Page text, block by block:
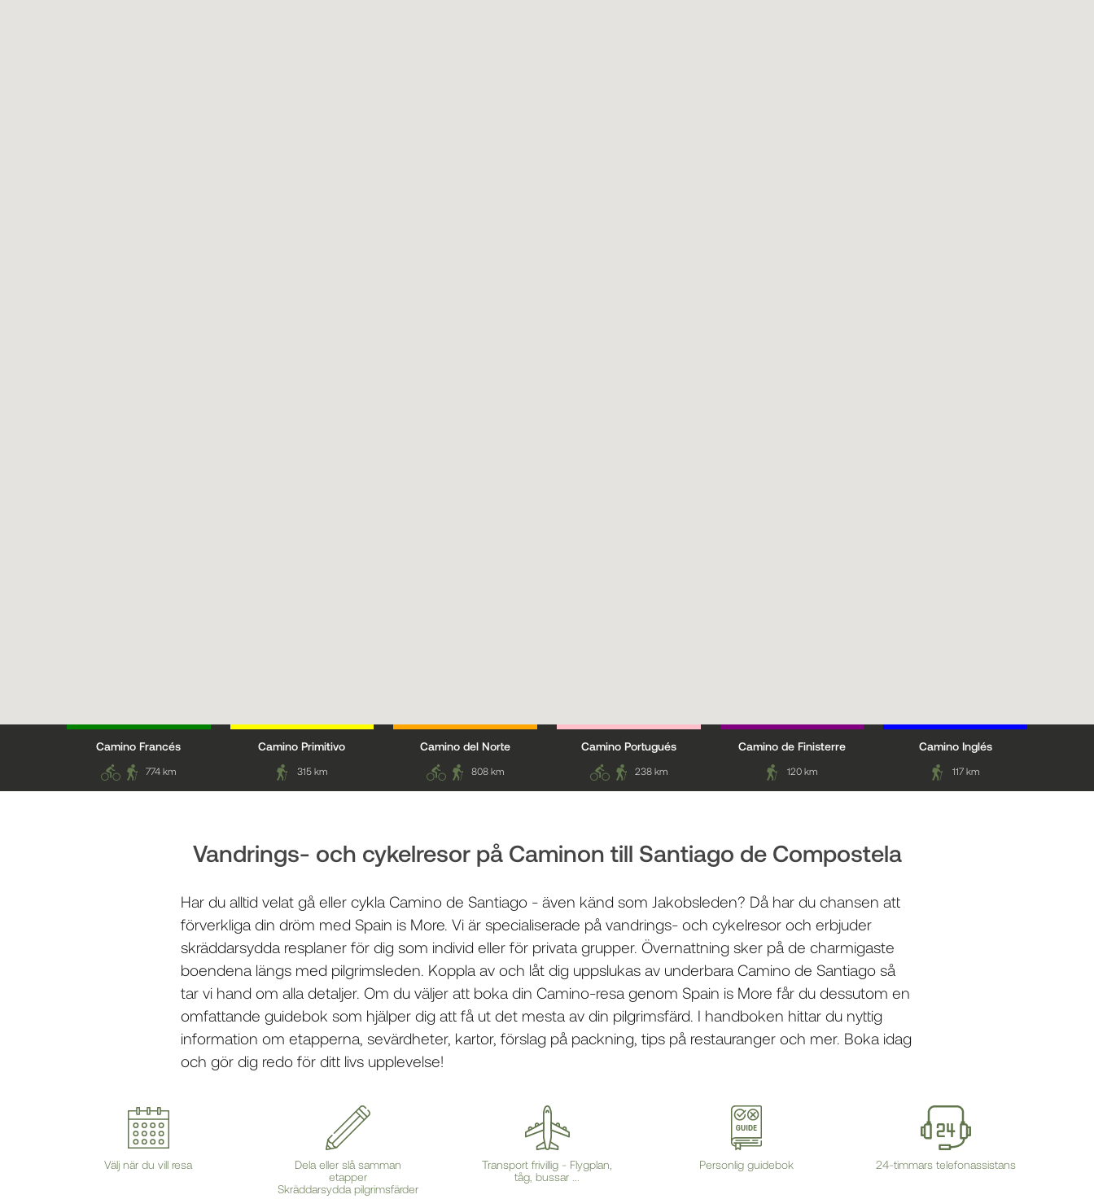
Camino Francés
774 km
Camino Primitivo
315 km
Camino del Norte
808 km
Camino Portugués
238 km
Camino de Finisterre
120 km
Camino Inglés
117 km
Vandrings- och cykelresor på Caminon till Santiago de Compostela
Har du alltid velat gå eller cykla Camino de Santiago - även känd som Jakobsleden? Då har du chansen att
förverkliga din dröm med Spain is More. Vi är specialiserade på vandrings- och cykelresor och erbjuder
skräddarsydda resplaner för dig som individ eller för privata grupper. Övernattning sker på de charmigaste
boendena längs med pilgrimsleden. Koppla av och låt dig uppslukas av underbara Camino de Santiago så
tar vi hand om alla detaljer. Om du väljer att boka din Camino-resa genom Spain is More får du dessutom en
omfattande guidebok som hjälper dig att få ut det mesta av din pilgrimsfärd. I handboken hittar du nyttig
information om etapperna, sevärdheter, kartor, förslag på packning, tips på restauranger och mer. Boka idag
och gör dig redo för ditt livs upplevelse!
Välj när du vill resa
Dela eller slå samman
etapper
Skräddarsydda pilgrimsfärder
Transport frivillig - Flygplan,
tåg, bussar ...
Personlig guidebok 24-timmars telefonassistans